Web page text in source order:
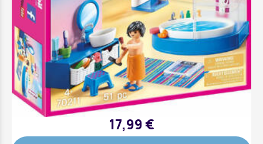
Πολυτελές Λουτρό Με Μπανιέρα - 70211
17,99 €